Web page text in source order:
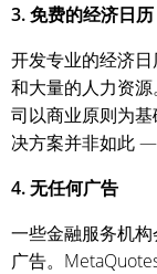
3. 免费的经济日历
开发专业的经济
和大量的人力资
司以商业原则为
决方案并非如此 —
4. 无任何广告
一些金融服务机
广告。